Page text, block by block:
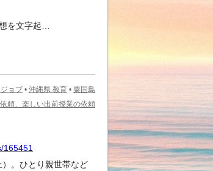
を文字起…
ョブ • 沖縄県 教育 • 粟国島
頼、楽しい出前授業の依頼
165451
。ひとり親世帯など